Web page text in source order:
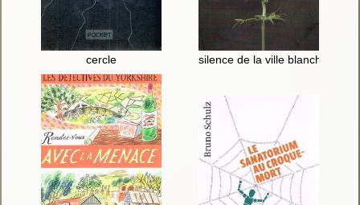
cercle silence de la ville blanche